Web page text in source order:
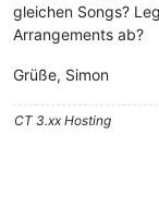
gleichen Songs?
Arrangements ab?
Grüße, Simon
CT 3.xx Hosting